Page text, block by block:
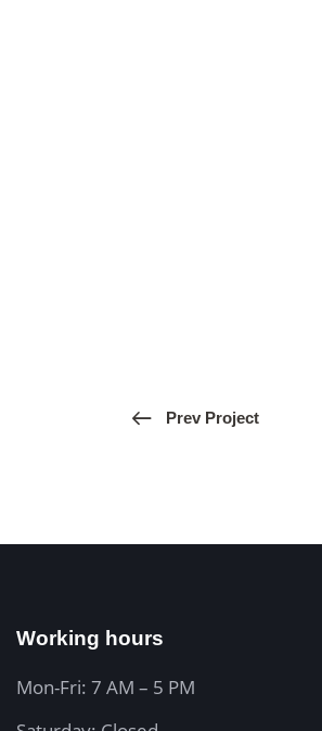
Prev Project
Working hours
Mon-Fri: 7 AM – 5 PM